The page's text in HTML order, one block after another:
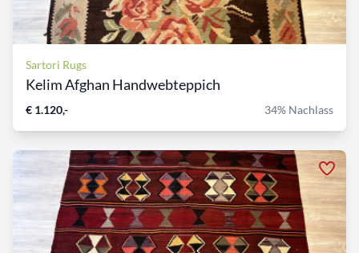
Sartori Rugs
Kelim Afghan Handwebteppich
€ 1.120,- 34% Nachlass